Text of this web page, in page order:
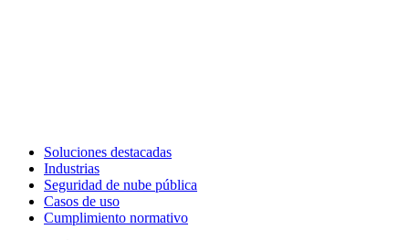
Soluciones destacadas
Industrias
Seguridad de nube pública
Casos de uso
Cumplimiento normativo